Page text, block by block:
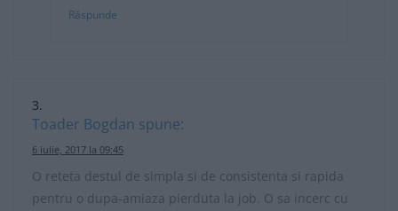
Răspunde
Toader Bogdan spune:
6 iulie, 2017 la 09:45
O reteta destul de simpla si de consistenta si rapida
pentru o dupa-amiaza pierduta la job. O sa incerc cu